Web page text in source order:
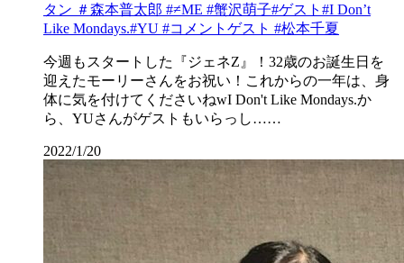
タン ＃森本普太郎 #≠ME #蟹沢萌子#ゲスト#I Don’t
Like Mondays.#YU #コメントゲスト #松本千夏
今週もスタートした『ジェネZ』！32歳のお誕生日を
迎えたモーリーさんをお祝い！これからの一年は、身
体に気を付けてくださいねwI Don't Like Mondays.か
ら、YUさんがゲストもいらっし……
2022/1/20